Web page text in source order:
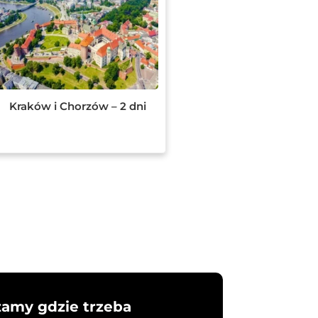
Kraków i Chorzów – 2 dni
gdzie trzeba